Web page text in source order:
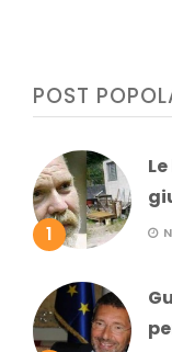
POST
1